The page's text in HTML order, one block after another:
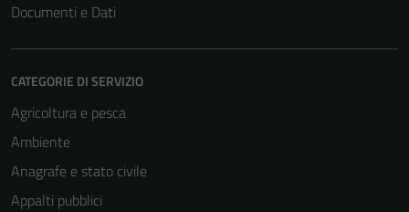
Documenti e Dati
CATEGORIE DI SERVIZIO
Agricoltura e pesca
Ambiente
Anagrafe e stato civile
Appalti pubblici